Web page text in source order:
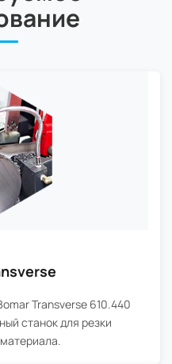
Transverse 610.440
станок для резки